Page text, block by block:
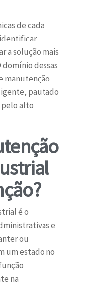
de cada
a solução mais
domínio dessas
manutenção
pautado
pelo alto
é o
e
ou
um estado no
na